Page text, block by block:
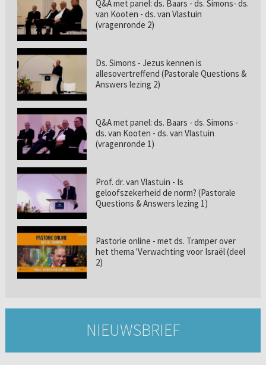
Q&A met panel: ds. Baars - ds. Simons- ds.
van Kooten - ds. van Vlastuin
(vragenronde 2)
Ds. Simons - Jezus kennen is
allesovertreffend (Pastorale Questions &
Answers lezing 2)
Q&A met panel: ds. Baars - ds. Simons -
ds. van Kooten - ds. van Vlastuin
(vragenronde 1)
Prof. dr. van Vlastuin - Is
geloofszekerheid de norm? (Pastorale
Questions & Answers lezing 1)
Pastorie online - met ds. Tramper over
het thema 'Verwachting voor Israël (deel
2)
NIEUWSBRIEF